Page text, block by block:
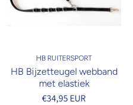
HB RUITERSPORT
HB Bijzetteugel webband
met elastiek
€34,95 EUR